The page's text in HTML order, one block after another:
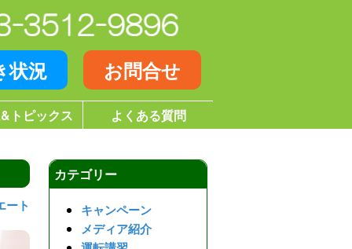
状況 お問合せ
トピックス よくある質問
ート
カテゴリー
キャンペーン
メディア紹介